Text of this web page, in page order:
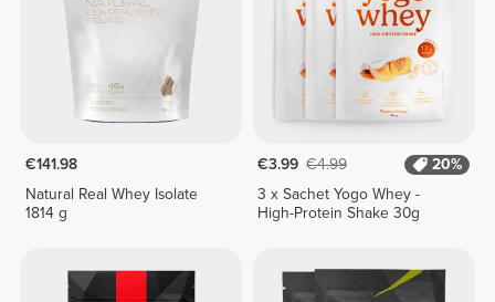
€141.98
Natural Real Whey Isolate
1814 g
€3.99 €4.99
20%
3 x Sachet Yogo Whey -
High-Protein Shake 30g